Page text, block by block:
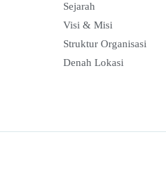
Sejarah
Visi & Misi
Struktur Organisasi
Denah Lokasi